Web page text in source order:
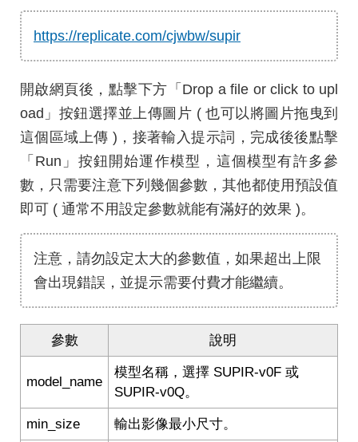
https://replicate.com/cjwbw/supir
開啟網頁後，點擊下方「Drop a file or click to upl
oad」按鈕選擇並上傳圖片 ( 也可以將圖片拖曳到
這個區域上傳 )，接著輸入提示詞，完成後後點擊
「Run」按鈕開始運作模型，這個模型有許多參
數，只需要注意下列幾個參數，其他都使用預設值
即可 ( 通常不用設定參數就能有滿好的效果 )。
注意，請勿設定太大的參數值，如果超出上限
會出現錯誤，並提示需要付費才能繼續。
參數 說明
model_name
模型名稱，選擇 SUPIR-v0F 或
SUPIR-v0Q。
min_size 輸出影像最小尺寸。